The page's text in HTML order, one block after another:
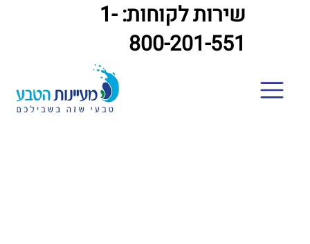
שירות לקוחות: 1-
800-201-551